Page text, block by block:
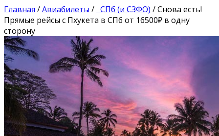
Главная /Авиабилеты / СПб (и СЗФО) /Снова есть!
Прямые рейсы c Пхукета в СПб от 16500₽ в одну
сторону